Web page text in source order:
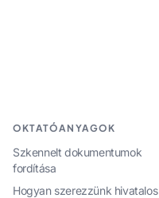
OKTATÓANYAGOK
Szkennelt dokumentumok
fordítása
Hogyan szerezzünk hivatalos